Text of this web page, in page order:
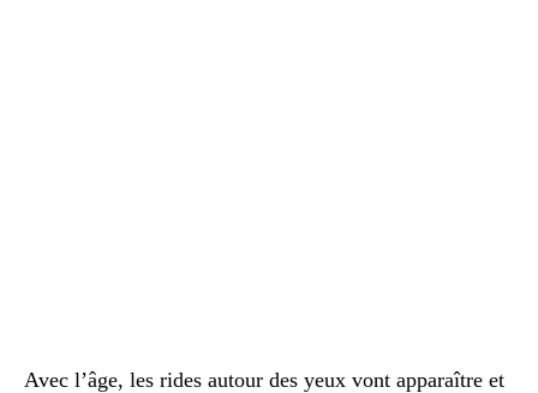
Avec l’âge, les rides autour des yeux vont apparaître et